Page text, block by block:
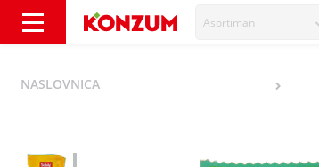
Asortiman
NASLOVNICA